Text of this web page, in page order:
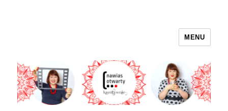
MENU